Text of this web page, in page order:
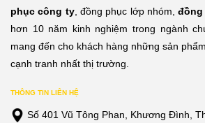
phục công ty, đồng phục lớp nhóm,đồng
hơn 10 năm kinh nghiệm trong ngành
mang đến cho khách hàng những sản
cạnh tranh nhất thị trường.
THÔNG TIN LIÊN HỆ
Số 401 Vũ Tông Phan, Khương Đình,